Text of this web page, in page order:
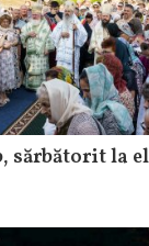
sărbătorit la